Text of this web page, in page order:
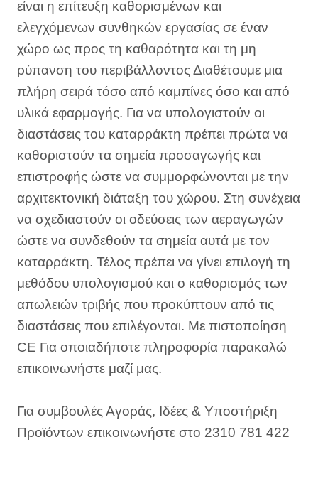
είναι η επίτευξη καθορισμένων και
ελεγχόμενων συνθηκών εργασίας σε έναν
χώρο ως προς τη καθαρότητα και τη μη
ρύπανση του περιβάλλοντος Διαθέτουμε μια
πλήρη σειρά τόσο από καμπίνες όσο και από
υλικά εφαρμογής. Για να υπολογιστούν οι
διαστάσεις του καταρράκτη πρέπει πρώτα να
καθοριστούν τα σημεία προσαγωγής και
επιστροφής ώστε να συμμορφώνονται με την
αρχιτεκτονική διάταξη του χώρου. Στη συνέχεια
να σχεδιαστούν οι οδεύσεις των αεραγωγών
ώστε να συνδεθούν τα σημεία αυτά με τον
καταρράκτη. Τέλος πρέπει να γίνει επιλογή τη
μεθόδου υπολογισμού και ο καθορισμός των
απωλειών τριβής που προκύπτουν από τις
διαστάσεις που επιλέγονται. Με πιστοποίηση
CE Για οποιαδήποτε πληροφορία παρακαλώ
επικοινωνήστε μαζί μας.
Για συμβουλές Αγοράς, Ιδέες & Υποστήριξη
Προϊόντων επικοινωνήστε στο 2310 781 422